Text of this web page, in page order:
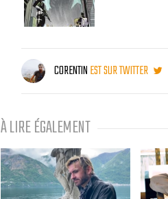
CORENTINEST SUR TWITTER
À LIRE ÉGALEMENT